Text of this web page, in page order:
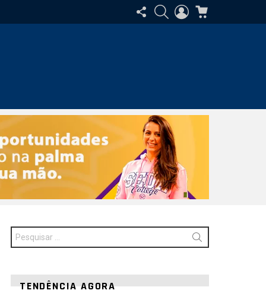
SIGA-
NOS
PESQUISAR
ENTRAR
Procurar
por:
TENDÊNCIA AGORA